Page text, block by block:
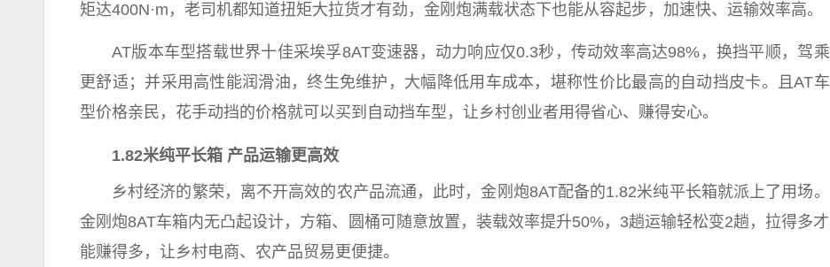
矩达400N·m，老司机都知道扭矩大拉货才有劲，金刚炮满载状态下也能从容起步，加速快、运输效率高。
AT版本车型搭载世界十佳采埃孚8AT变速器，动力响应仅0.3秒，传动效率高达98%，换挡平顺，驾乘
更舒适；并采用高性能润滑油，终生免维护，大幅降低用车成本，堪称性价比最高的自动挡皮卡。且AT车
型价格亲民，花手动挡的价格就可以买到自动挡车型，让乡村创业者用得省心、赚得安心。
1.82米纯平长箱 产品运输更高效
乡村经济的繁荣，离不开高效的农产品流通，此时，金刚炮8AT配备的1.82米纯平长箱就派上了用场。
金刚炮8AT车箱内无凸起设计，方箱、圆桶可随意放置，装载效率提升50%，3趟运输轻松变2趟，拉得多才
能赚得多，让乡村电商、农产品贸易更便捷。